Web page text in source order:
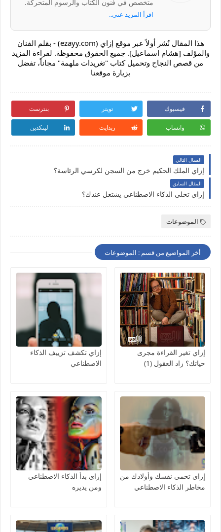
متخصص في فنون الكتاب والرسوم المتحركة.
اقرأ المزيد عني..
هذا المقال نُشر أولاً عبر موقع إزاي (ezayy.com) - بقلم الفنان
والمؤلف [هشام اسماعيل]. جميع الحقوق محفوظة. لقراءة المزيد
من قصص النجاح وتحميل كتاب "تغريدات ملهمة" مجاناً، تفضل
بزيارة موقعنا
فيسبوك تويتر بنترست
واتساب ريدايت لينكدين
المقال التالي
إزاي الملك الحكيم خرج من السجن لكرسي الرئاسة؟
المقال السابق
إزاي تخلي الذكاء الاصطناعي يشتغل عندك؟
الموضوعات
أخر المواضيع من قسم : الموضوعات
إزاي تغير القراءة مجرى
حياتك؟ زاد العقول (1)
إزاي تكشف تزييف الذكاء
الاصطناعي
إزاي تحمي نفسك وأولادك من
مخاطر الذكاء الاصطناعي
إزاي بدأ الذكاء الاصطناعي
ومن يديره